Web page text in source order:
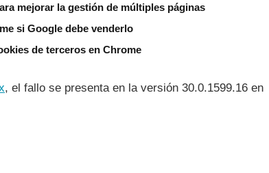
mejorar la gestión de múltiples páginas
si Google debe venderlo
de terceros en Chrome
, el fallo se presenta en la versión 30.0.1599.16 en